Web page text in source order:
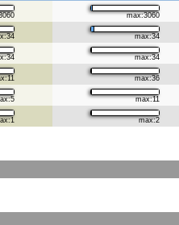
max:3060
max:34
max:34
max:36
max:11
max:2